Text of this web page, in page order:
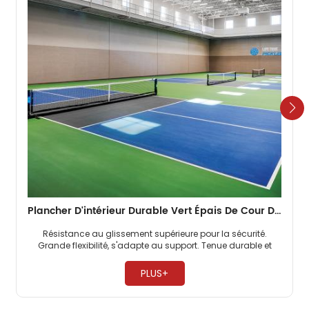
Plancher D'intérieur Durable Vert Épais De Cour De Pickleball De 4,5 Mm
Résistance au glissement supérieure pour la sécurité.
Grande flexibilité, s'adapte au support. Tenue durable et
PLUS+